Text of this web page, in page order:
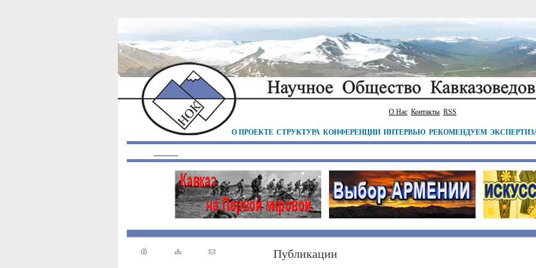
О Нас Контакты RSS
О ПРОЕКТЕ СТРУКТУРА КОНФЕРЕНЦИИ ИНТЕРВЬЮ РЕКОМЕНДУЕМ
Публикации